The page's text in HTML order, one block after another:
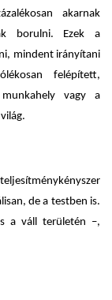
akarnak
borulni. Ezek a
mindent irányítani
felépített,
vagy a
de a testben is.
a váll területén –,